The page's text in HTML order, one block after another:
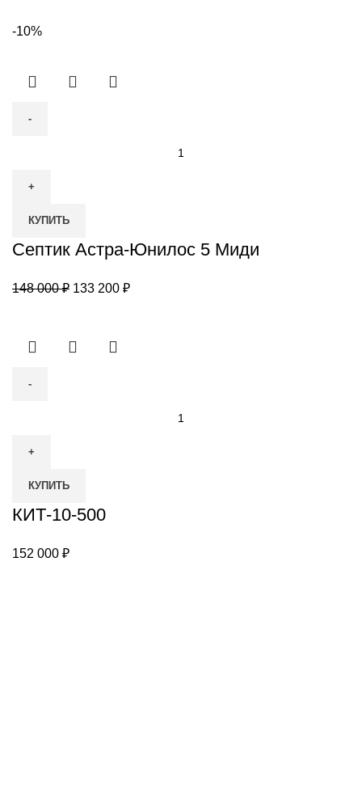
-10%
Септик
Юнилос
5
КУПИТЬ
Септик Астра-Юнилос 5 Миди
148 000₽ Первоначальная
133 200 ₽Текущая
КИТ-10-
КУПИТЬ
КИТ-10-500
152 000 ₽